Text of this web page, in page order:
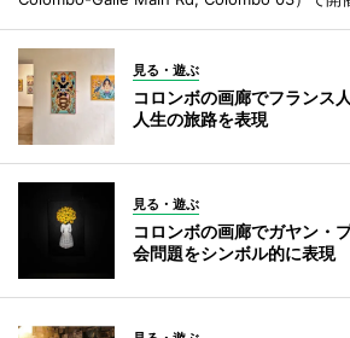
見る・遊ぶ
コロンボの画廊でフランス
人生の旅路を表現
見る・遊ぶ
コロンボの画廊でガヤン
会問題をシンボル的に表現